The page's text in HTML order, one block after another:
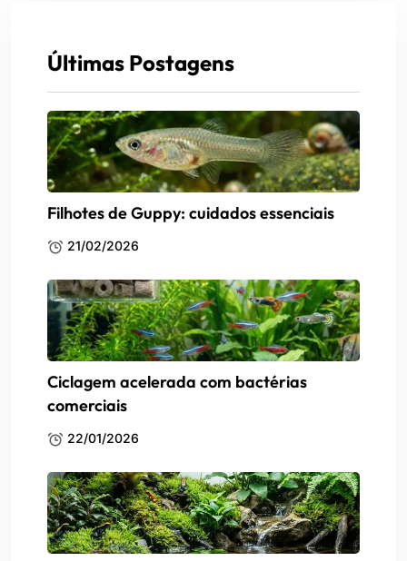
Últimas Postagens
Filhotes de Guppy: cuidados essenciais
21/02/2026
Ciclagem acelerada com bactérias
comerciais
22/01/2026